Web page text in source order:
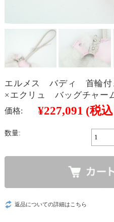
エルメス バディ 首輪付
×エクリュ バッグチャー
価格: ¥227,091 (税
数量:
返品についての詳細はこちら